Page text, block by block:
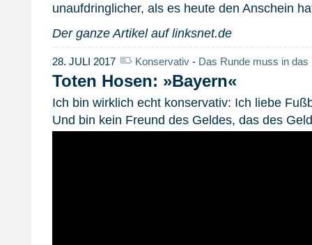
unaufdringlicher, als es heute den Anschein
Der ganze Artikel auf linksnet.de
28. JULI 2017 Konservativ - Das Runde muss in das
Toten Hosen: »Bayern«
Ich bin wirklich echt konservativ: Ich liebe
Und bin kein Freund des Geldes, das des